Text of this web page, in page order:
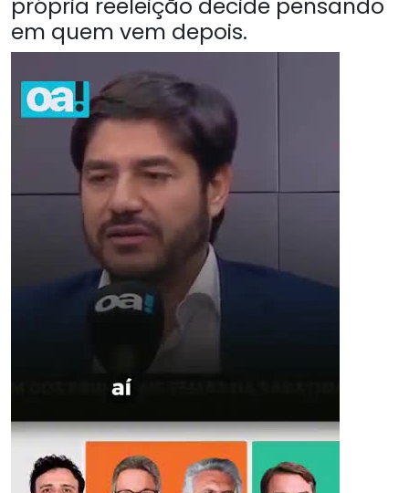
própria reeleição decide pensando
em quem vem depois.